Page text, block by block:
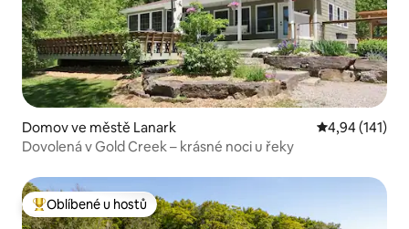
Domov ve městě Lanark Průměrné
4,94 (141)
Dovolená v Gold Creek – krásné noci u řeky
Nejlepší v kategorii Oblíbené u hostů
Oblíbené u hostů